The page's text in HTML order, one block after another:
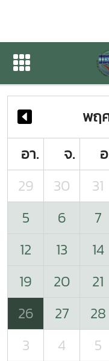
ปฏิทินกิจกร
ปฏิทินกิจกรรมของ
พฤ
อา.
จ.
29
30 31
5
6 7
12
13 14
19
20 21
26
27 28
3
4 5